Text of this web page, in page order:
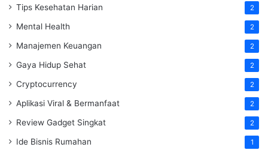
Tips Kesehatan Harian 2
Mental Health 2
Manajemen Keuangan 2
Gaya Hidup Sehat 2
Cryptocurrency 2
Aplikasi Viral & Bermanfaat 2
Review Gadget Singkat 2
Ide Bisnis Rumahan 1